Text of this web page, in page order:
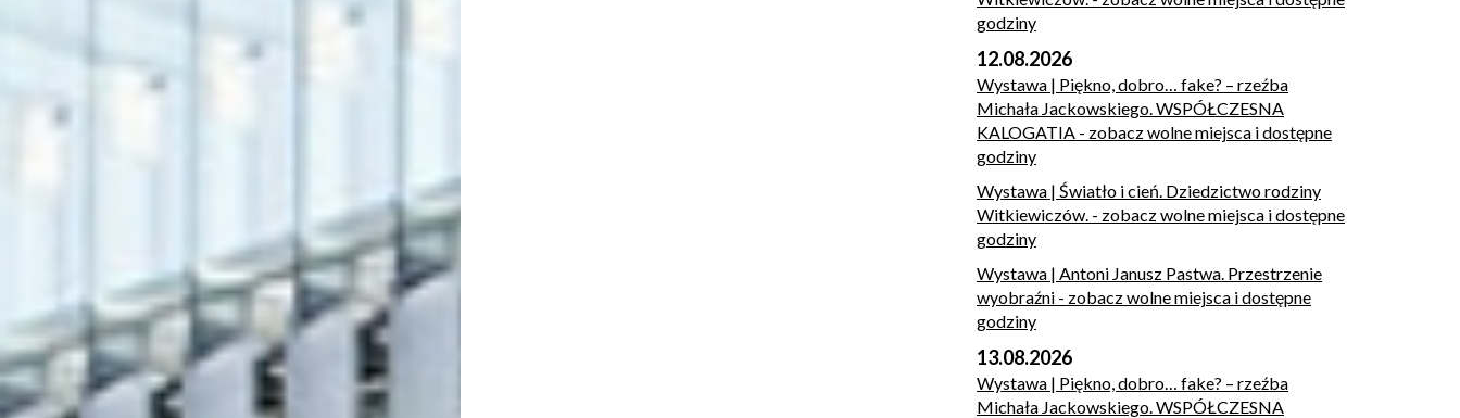
godziny
12.08.2026
Wystawa | Piękno, dobro… fake? – rzeźba
Michała Jackowskiego. WSPÓŁCZESNA
KALOGATIA - zobacz wolne miejsca i dostępne
godziny
Wystawa | Światło i cień. Dziedzictwo rodziny
Witkiewiczów. - zobacz wolne miejsca i dostępne
godziny
Wystawa | Antoni Janusz Pastwa. Przestrzenie
wyobraźni - zobacz wolne miejsca i dostępne
godziny
13.08.2026
Wystawa | Piękno, dobro… fake? – rzeźba
Michała Jackowskiego. WSPÓŁCZESNA